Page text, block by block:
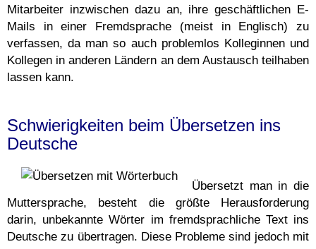
Mitarbeiter inzwischen dazu an, ihre geschäftlichen E-
Mails in einer Fremdsprache (meist in Englisch) zu
verfassen, da man so auch problemlos Kolleginnen und
Kollegen in anderen Ländern an dem Austausch teilhaben
lassen kann.
Schwierigkeiten beim Übersetzen ins
Deutsche
Übersetzt man in die
Muttersprache, besteht die größte Herausforderung
darin, unbekannte Wörter im fremdsprachliche Text ins
Deutsche zu übertragen. Diese Probleme sind jedoch mit